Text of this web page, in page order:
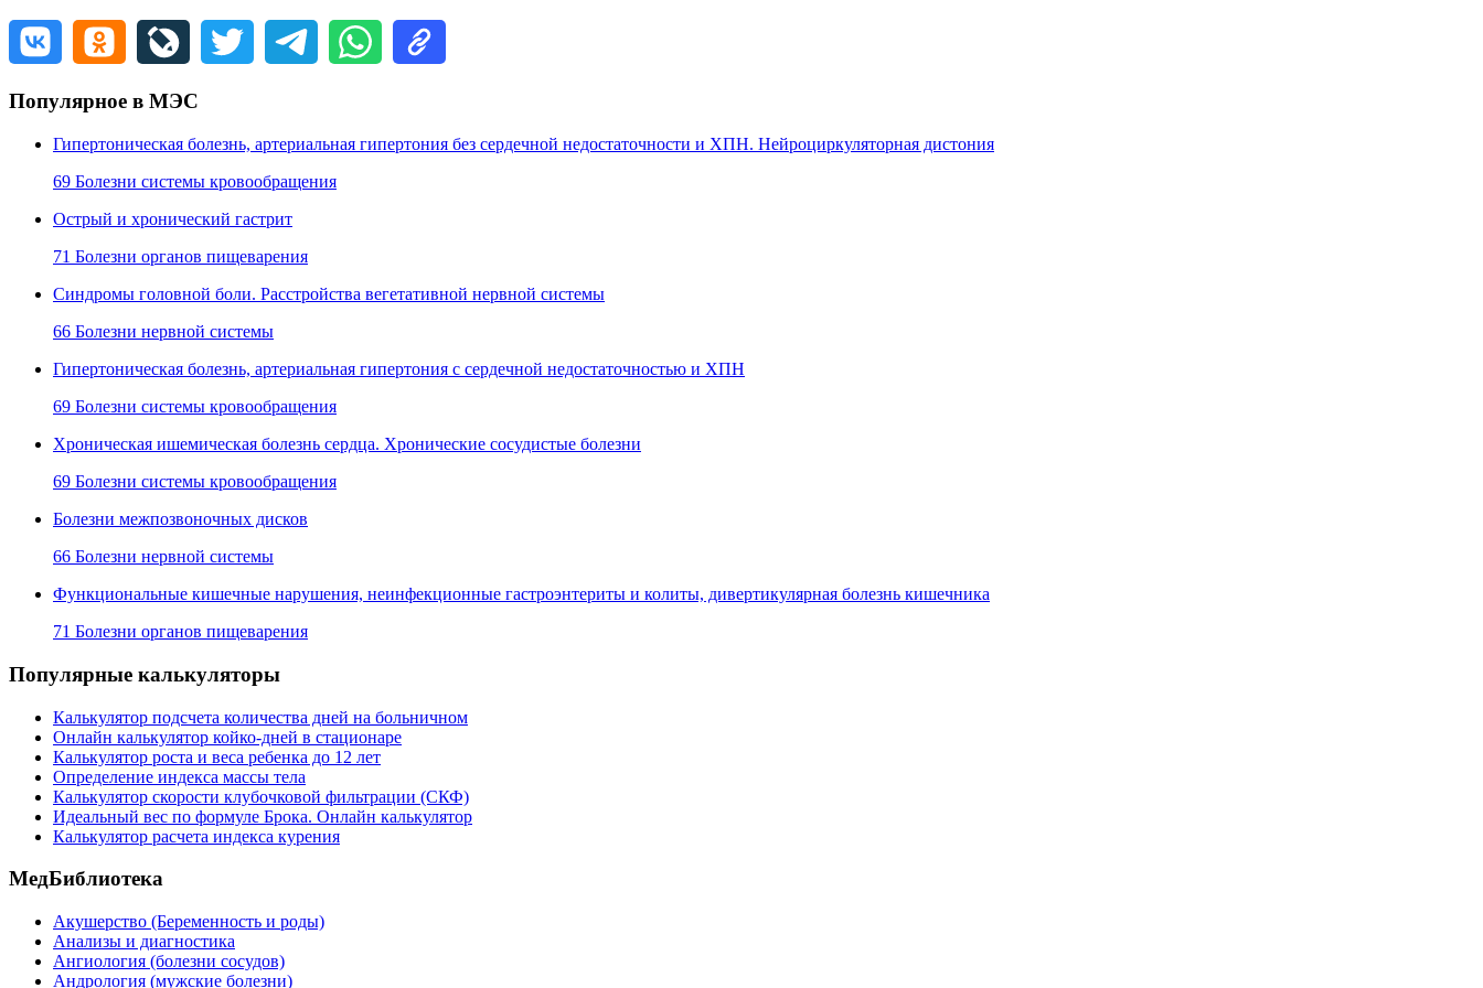
Популярное в МЭС
Гипертоническая болезнь, артериальная гипертония без сердечной недостаточности и ХПН. Нейроциркуляторная дистония
69 Болезни системы кровообращения
Острый и хронический гастрит
71 Болезни органов пищеварения
Синдромы головной боли. Расстройства вегетативной нервной системы
66 Болезни нервной системы
Гипертоническая болезнь, артериальная гипертония с сердечной недостаточностью и ХПН
69 Болезни системы кровообращения
Хроническая ишемическая болезнь сердца. Хронические сосудистые болезни
69 Болезни системы кровообращения
Болезни межпозвоночных дисков
66 Болезни нервной системы
Функциональные кишечные нарушения, неинфекционные гастроэнтериты и колиты, дивертикулярная болезнь кишечника
71 Болезни органов пищеварения
Популярные калькуляторы
Калькулятор подсчета количества дней на больничном
Онлайн калькулятор койко-дней в стационаре
Калькулятор роста и веса ребенка до 12 лет
Определение индекса массы тела
Калькулятор скорости клубочковой фильтрации (СКФ)
Идеальный вес по формуле Брока. Онлайн калькулятор
Калькулятор расчета индекса курения
МедБиблиотека
Акушерство (Беременность и роды)
Анализы и диагностика
Ангиология (болезни сосудов)
Андрология (мужские болезни)